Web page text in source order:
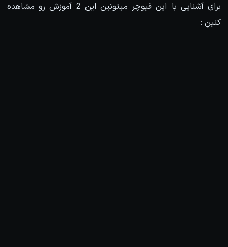
برای آشنایی با این فیوچر میتونین این 2 آموزش رو مشاهده
کنین :